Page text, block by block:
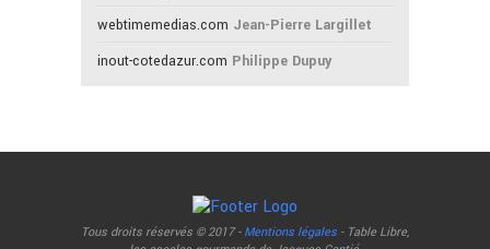
webtimemedias.com Jean-Pierre Largillet
inout-cotedazur.com Philippe Dupuy
Tous droits réservés © 2017 - Mentions légales - Table Libre,